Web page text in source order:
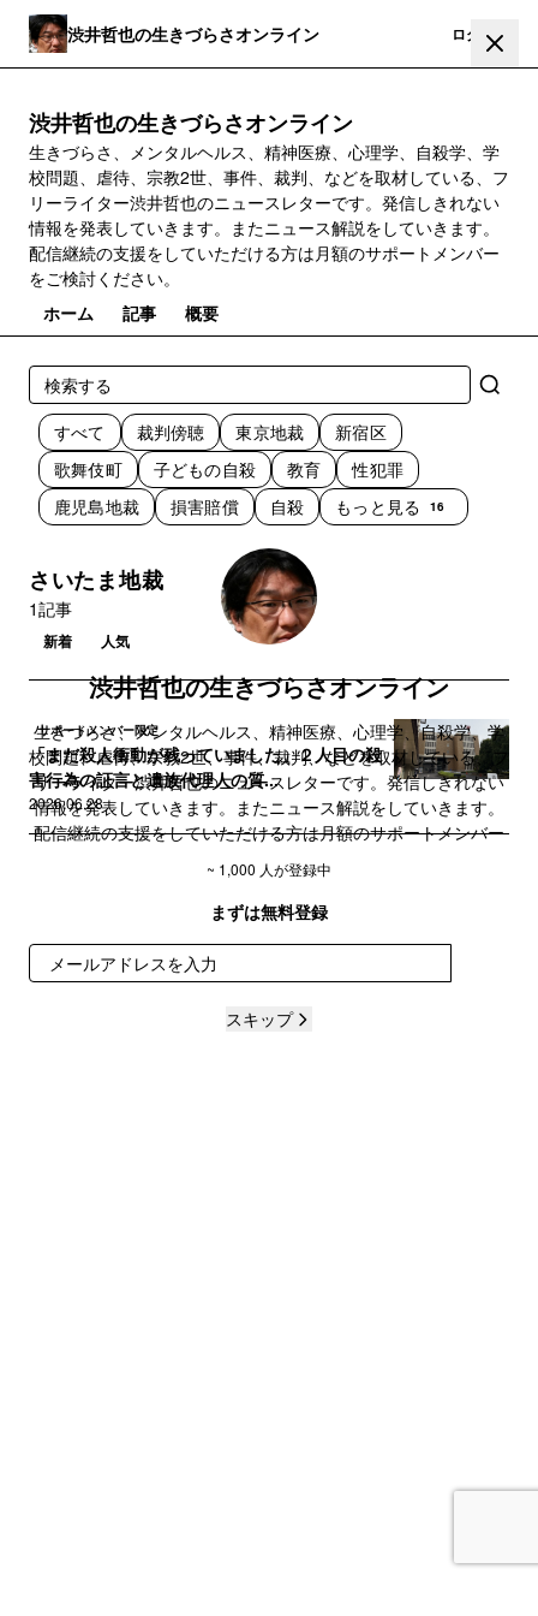
渋井哲也の生きづらさオンライン ログイン
渋井哲也の生きづらさオンライン
生きづらさ、メンタルヘルス、精神医療、心理学、自殺学、学
校問題、虐待、宗教2世、事件、裁判、などを取材している、フ
リーライター渋井哲也のニュースレターです。発信しきれない
情報を発表していきます。またニュース解説をしていきます。
配信継続の支援をしていただける方は月額のサポートメンバー
をご検討ください。
ホーム
記事 概要
すべて 裁判傍聴 東京地裁
新宿区
歌舞伎町
子どもの自殺 教育
性犯罪
鹿児島地裁
損害賠償 自殺 もっと見る 16
さいたま地裁
1記事
新着 人気
サポートメンバー限定
「まだ殺人衝動が残っていました」２人目の殺
害行為の証言と遺族代理人の質...
2026.06.28
渋井哲也の生きづらさオンライン
生きづらさ、メンタルヘルス、精神医療、心理学、自殺学、学
校問題、虐待、宗教2世、事件、裁判、などを取材している、フ
リーライター渋井哲也のニュースレターです。発信しきれない
情報を発表していきます。またニュース解説をしていきます。
配信継続の支援をしていただける方は月額のサポートメンバー
をご検討ください。
~ 1,000 人が登録中
まずは無料登録
スキップ